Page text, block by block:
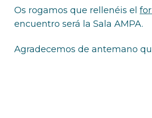
Os rogamos que rellenéis el
encuentro será la Sala AMPA.
Agradecemos de antemano